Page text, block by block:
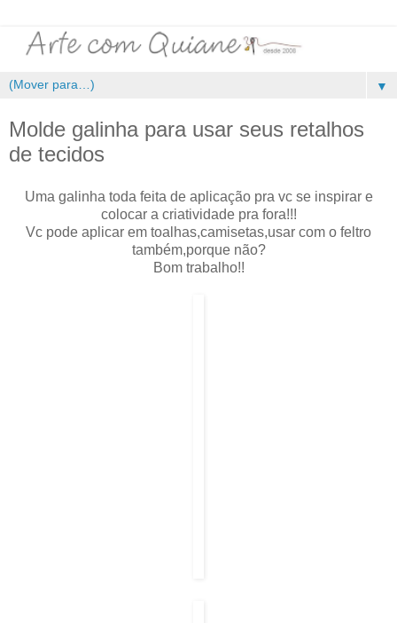
▼
Molde galinha para usar seus retalhos
de tecidos
Uma galinha toda feita de aplicação pra vc se inspirar e
colocar a criatividade pra fora!!!
Vc pode aplicar em toalhas,camisetas,usar com o feltro
também,porque não?
Bom trabalho!!